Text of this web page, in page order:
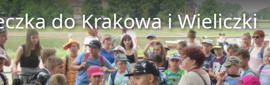
do Krakowa i Wieliczki